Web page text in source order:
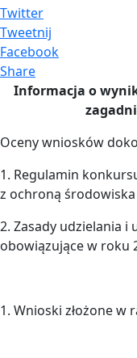
Twitter
Tweetnij
Facebook
Share
Informacja o
Oceny wniosków
1. Regulamin
z ochroną
2. Zasady udzielania
obowiązujące w roku
1. Wnioski złożone w